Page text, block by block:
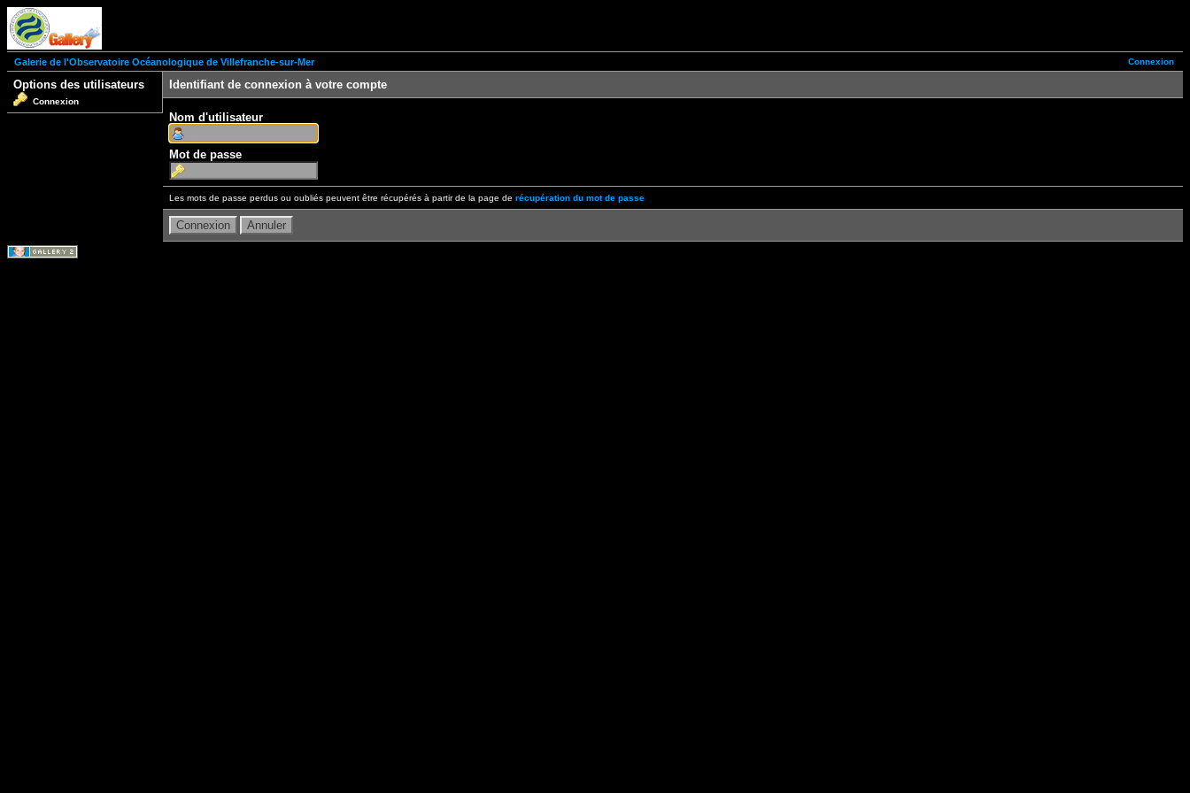
Connexion
Galerie de l'Observatoire Océanologique de Villefranche-sur-Mer
Options des utilisateurs
Connexion
Identifiant de connexion à votre compte
Nom d'utilisateur
Mot de passe
Les mots de passe perdus ou oubliés peuvent être récupérés à partir de la page de récupération du mot de passe